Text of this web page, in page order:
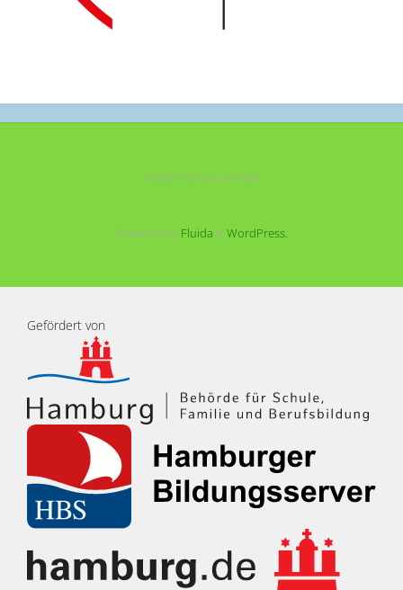
©2021 Schule am See
Powered byFluida &WordPress.
Gefördert von